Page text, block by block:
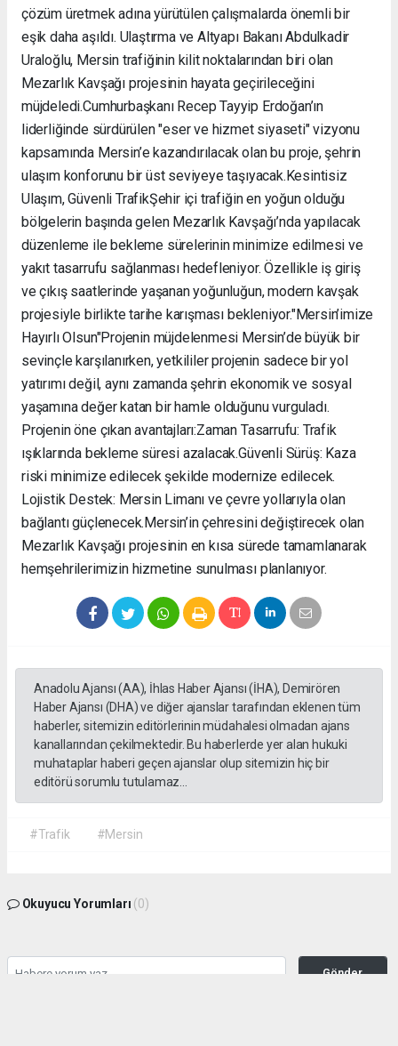
çözüm üretmek adına yürütülen çalışmalarda önemli bir
eşik daha aşıldı. Ulaştırma ve Altyapı Bakanı Abdulkadir
Uraloğlu, Mersin trafiğinin kilit noktalarından biri olan
Mezarlık Kavşağı projesinin hayata geçirileceğini
müjdeledi. ​Cumhurbaşkanı Recep Tayyip Erdoğan’ın
liderliğinde sürdürülen "eser ve hizmet siyaseti" vizyonu
kapsamında Mersin’e kazandırılacak olan bu proje, şehrin
ulaşım konforunu bir üst seviyeye taşıyacak. ​Kesintisiz
Ulaşım, Güvenli Trafik ​Şehir içi trafiğin en yoğun olduğu
bölgelerin başında gelen Mezarlık Kavşağı’nda yapılacak
düzenleme ile bekleme sürelerinin minimize edilmesi ve
yakıt tasarrufu sağlanması hedefleniyor. Özellikle iş giriş
ve çıkış saatlerinde yaşanan yoğunluğun, modern kavşak
projesiyle birlikte tarihe karışması bekleniyor. ​"Mersin’imize
Hayırlı Olsun" ​Projenin müjdelenmesi Mersin’de büyük bir
sevinçle karşılanırken, yetkililer projenin sadece bir yol
yatırımı değil, aynı zamanda şehrin ekonomik ve sosyal
yaşamına değer katan bir hamle olduğunu vurguladı. ​
Projenin öne çıkan avantajları: ​Zaman Tasarrufu: Trafik
ışıklarında bekleme süresi azalacak. ​Güvenli Sürüş: Kaza
riski minimize edilecek şekilde modernize edilecek. ​
Lojistik Destek: Mersin Limanı ve çevre yollarıyla olan
bağlantı güçlenecek. ​Mersin’in çehresini değiştirecek olan
Mezarlık Kavşağı projesinin en kısa sürede tamamlanarak
hemşehrilerimizin hizmetine sunulması planlanıyor.
Anadolu Ajansı (AA), İhlas Haber Ajansı (İHA), Demirören
Haber Ajansı (DHA) ve diğer ajanslar tarafından eklenen tüm
haberler, sitemizin editörlerinin müdahalesi olmadan ajans
kanallarından çekilmektedir. Bu haberlerde yer alan hukuki
muhataplar haberi geçen ajanslar olup sitemizin hiç bir
editörü sorumlu tutulamaz...
#Trafik #Mersin
Okuyucu Yorumları (0)
Gönder